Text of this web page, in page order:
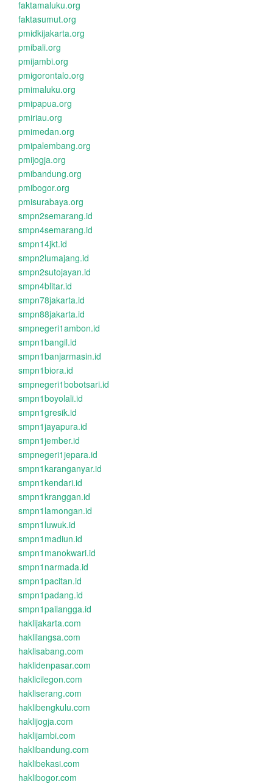
faktamaluku.org
faktasumut.org
pmidkijakarta.org
pmibali.org
pmijambi.org
pmigorontalo.org
pmimaluku.org
pmipapua.org
pmiriau.org
pmimedan.org
pmipalembang.org
pmijogja.org
pmibandung.org
pmibogor.org
pmisurabaya.org
smpn2semarang.id
smpn4semarang.id
smpn14jkt.id
smpn2lumajang.id
smpn2sutojayan.id
smpn4blitar.id
smpn78jakarta.id
smpn88jakarta.id
smpnegeri1ambon.id
smpn1bangil.id
smpn1banjarmasin.id
smpn1biora.id
smpnegeri1bobotsari.id
smpn1boyolali.id
smpn1gresik.id
smpn1jayapura.id
smpn1jember.id
smpnegeri1jepara.id
smpn1karanganyar.id
smpn1kendari.id
smpn1kranggan.id
smpn1lamongan.id
smpn1luwuk.id
smpn1madiun.id
smpn1manokwari.id
smpn1narmada.id
smpn1pacitan.id
smpn1padang.id
smpn1pailangga.id
haklijakarta.com
haklilangsa.com
haklisabang.com
haklidenpasar.com
haklicilegon.com
hakliserang.com
haklibengkulu.com
haklijogja.com
haklijambi.com
haklibandung.com
haklibekasi.com
haklibogor.com